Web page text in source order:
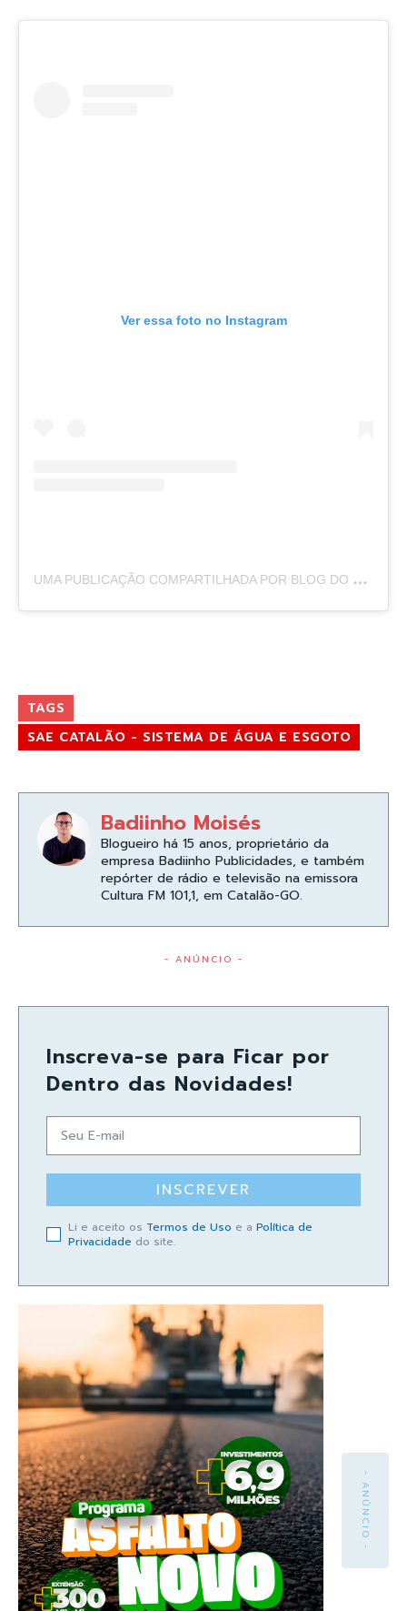
Ver essa foto no Instagram
U
MA PUBLICAÇÃO COMPARTILHADA POR BLOG DO BADIINHO (@BLOGDOBADIINHO)
TAGS
SAE CATALÃO - SISTEMA DE ÁGUA E ESGOTO
Badiinho Moisés
Blogueiro há 15 anos, proprietário da
empresa Badiinho Publicidades, e também
repórter de rádio e televisão na emissora
Cultura FM 101,1, em Catalão-GO.
- ANÚNCIO -
Inscreva-se para Ficar por
Dentro das Novidades!
INSCREVER
Li e aceito os Termos de Uso e a Política de
Privacidade do site.
- ANÚNCIO -